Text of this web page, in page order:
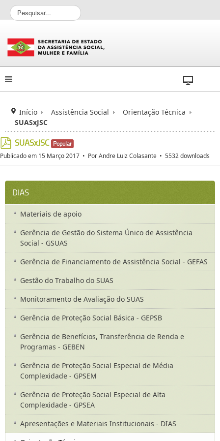
P
e
q
u
i
s
a
Início Assistência Social
Orientação Técnica
SUASxJSC
pdf
SUASxJSC Popular
Publicado em 15 Março 2017 PorAndre Luiz Colasante 5532 downloads
DIAS
Materiais de apoio
Gerência de Gestão do Sistema Único de Assistência
Social - GSUAS
Gerência de Financiamento de Assistência Social - GEFAS
Gestão do Trabalho do SUAS
Monitoramento de Avaliação do SUAS
Gerência de Proteção Social Básica - GEPSB
Gerência de Benefícios, Transferência de Renda e
Programas - GEBEN
Gerência de Proteção Social Especial de Média
Complexidade - GPSEM
Gerência de Proteção Social Especial de Alta
Complexidade - GPSEA
Apresentações e Materiais Institucionais - DIAS